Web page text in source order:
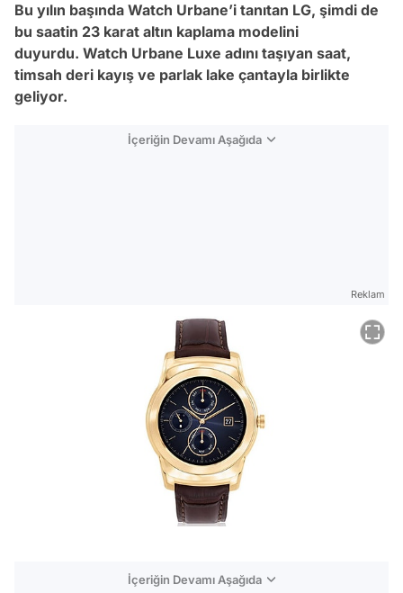
Bu yılın başında Watch Urbane’i tanıtan LG, şimdi de
bu saatin 23 karat altın kaplama modelini
duyurdu. Watch Urbane Luxe adını taşıyan saat,
timsah deri kayış ve parlak lake çantayla birlikte
geliyor.
İçeriğin Devamı Aşağıda
Reklam
İçeriğin Devamı Aşağıda